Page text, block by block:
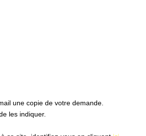
une copie de votre demande.
les indiquer.